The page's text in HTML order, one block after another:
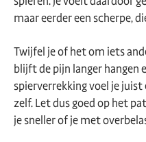
maar eerder een scherpe,
Twijfel je of het om iets
blijft de pijn langer hangen
spierverrekking voel je juist
zelf. Let dus goed op het
je sneller of je met